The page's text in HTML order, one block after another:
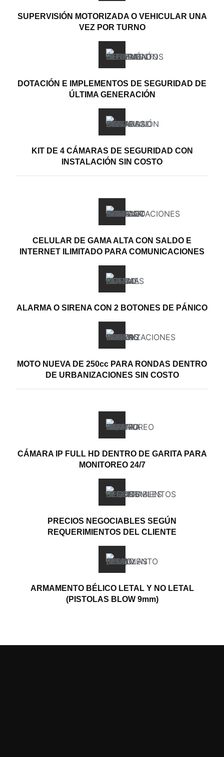
SUPERVISIÓN MOTORIZADA O VEHICULAR UNA
VEZ POR TURNO
DOTACIÓN E IMPLEMENTOS DE SEGURIDAD DE
ÚLTIMA GENERACIÓN
KIT DE 4 CÁMARAS DE SEGURIDAD CON
INSTALACIÓN SIN COSTO
CELULAR DE GAMA ALTA CON SALDO E
INTERNET ILIMITADO PARA COMUNICACIONES
ALARMA O SIRENA CON 2 BOTONES DE PÁNICO
MOTO NUEVA DE 250cc PARA RONDAS DENTRO
DE URBANIZACIONES SIN COSTO
CÁMARA IP FULL HD DENTRO DE GARITA PARA
MONITOREO 24/7
PRECIOS NEGOCIABLES SEGÚN
REQUERIMIENTOS DEL CLIENTE
ARMAMENTO BÉLICO LETAL Y NO LETAL
(PISTOLAS BLOW 9mm)